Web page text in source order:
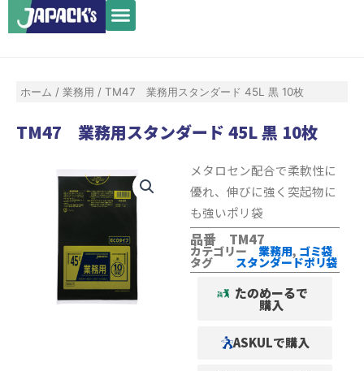
容
メ
ニ
ホーム / 業務用 / TM47 業務用スタンダード 45L 黒 10枚
TM47 業務用スタンダード 45L 黒 10枚
メタロセン配合で柔軟性に
優れ、伸びに強く突起物に
も強いポリ袋
品番 TM47
カテゴリー 業務用, ゴミ袋
タグ スタンダードポリ袋
たのめーるで
購入
ASKULで購入